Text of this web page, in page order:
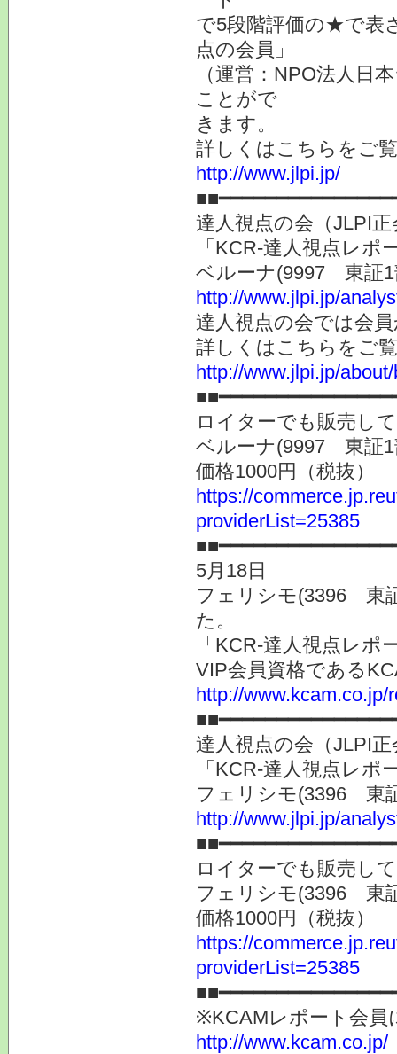
で5段階評価の★で表
点の会員」
（運営：NPO法人日
ことがで
きます。
詳しくはこちらをご
http://www.jlpi.jp/
達人視点の会（JLPI
「KCR-達人視点レ
ベルーナ(9997 東証1
http://www.jlpi.jp/
達人視点の会では会
詳しくはこちらをご
http://www.jlpi.jp/
ロイターでも販売し
ベルーナ(9997 東証
価格1000円（税抜）
https://
providerList=25385
5月18日
フェリシモ(3396 東
た。
「KCR-達人視点レ
VIP会員資格である
http://www.kcam.co.jp/
達人視点の会（JLPI
「KCR-達人視点レ
フェリシモ(3396 東
http://www.jlpi.jp/
ロイターでも販売し
フェリシモ(3396 東
価格1000円（税抜）
https://
providerList=25385
※KCAMレポート会員
http://www.kcam.co.jp/